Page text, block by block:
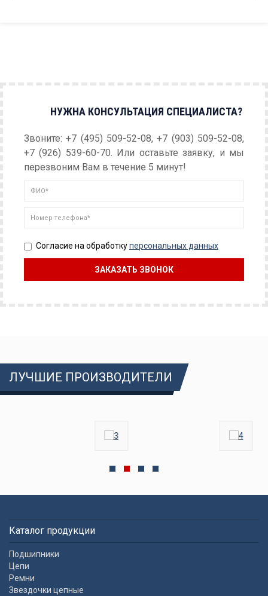
НУЖНА КОНСУЛЬТАЦИЯ СПЕЦИАЛИСТА?
Звоните: +7 (495) 509-52-08, +7 (903) 509-52-08,
+7 (926) 539-60-70. Или оставьте заявку, и мы
перезвоним Вам в течение 5 минут!
Согласие на обработкуперсональных данных
ЛУЧШИЕ ПРОИЗВОДИТЕЛИ
Каталог продукции
Подшипники
Цепи
Ремни
Звездочки цепные